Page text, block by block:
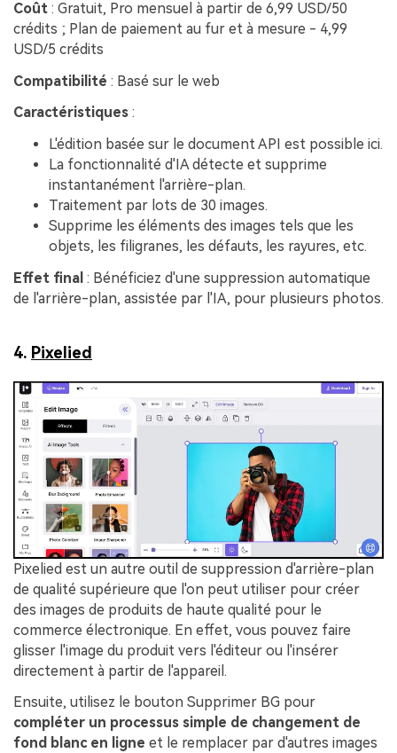
Coût : Gratuit, Pro mensuel à partir de 6,99 USD/50
crédits ; Plan de paiement au fur et à mesure - 4,99
USD/5 crédits
Compatibilité : Basé sur le web
Caractéristiques :
L'édition basée sur le document API est possible ici.
La fonctionnalité d'IA détecte et supprime
instantanément l'arrière-plan.
Traitement par lots de 30 images.
Supprime les éléments des images tels que les
objets, les filigranes, les défauts, les rayures, etc.
Effet final : Bénéficiez d'une suppression automatique
de l'arrière-plan, assistée par l'IA, pour plusieurs photos.
4. Pixelied
Pixelied est un autre outil de suppression d'arrière-plan
de qualité supérieure que l'on peut utiliser pour créer
des images de produits de haute qualité pour le
commerce électronique. En effet, vous pouvez faire
glisser l'image du produit vers l'éditeur ou l'insérer
directement à partir de l'appareil.
Ensuite, utilisez le bouton Supprimer BG pour
compléter un processus simple de changement de
fond blanc en ligne et le remplacer par d'autres images